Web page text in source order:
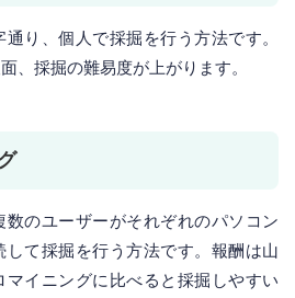
り、個人で採掘を行う方法です。
、採掘の難易度が上がります。
のユーザーがそれぞれのパソコン
して採掘を行う方法です。報酬は山
イニングに比べると採掘しやすい